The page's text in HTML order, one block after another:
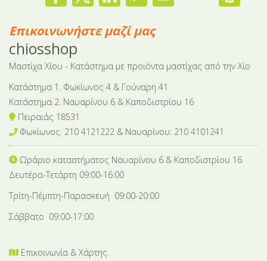
Επικοινωνήστε μαζί μας
chiosshop
Μαστίχα Χίου - Κατάστημα με προϊόντα μαστίχας από την Χίο
Κατάστημα 1. Φωκίωνος 4 & Γούναρη 41
Κατάστημα 2. Ναυαρίνου 6 & Καποδιστρίου 16
Πειραιάς 18531
Φωκίωνος: 210 4121222 & Nαυαρίνου: 210 4101241
Ωράριο καταστήματος Ναυαρίνου 6 & Καποδιστρίου 16
Δευτέρα-Tετάρτη 09:00-16:00
Τρίτη-Πέμπτη-Παρασκευή 09:00-20:00
Σάββατο 09:00-17:00
Επικοινωνία & Χάρτης